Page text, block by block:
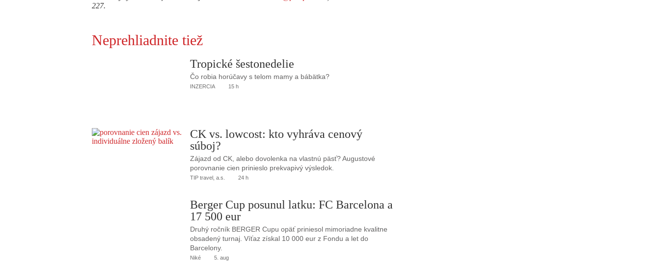
227.
Neprehliadnite tiež
Tropické šestonedelie
Čo robia horúčavy s telom mamy a bábätka?
INZERCIA 15 h
CK vs. lowcost: kto vyhráva cenový
súboj?
Zájazd od CK, alebo dovolenka na vlastnú päsť? Augustové
porovnanie cien prinieslo prekvapivý výsledok.
TIP travel, a.s. 24 h
Berger Cup posunul latku: FC Barcelona a
17 500 eur
Druhý ročník BERGER Cupu opäť priniesol mimoriadne kvalitne
obsadený turnaj. Víťaz získal 10 000 eur z Fondu a let do
Barcelony.
Niké 5. aug